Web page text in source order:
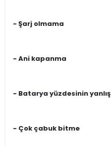
- Şarj olmama
- Ani kapanma
- Batarya yüzdesinin
- Çok çabuk bitme